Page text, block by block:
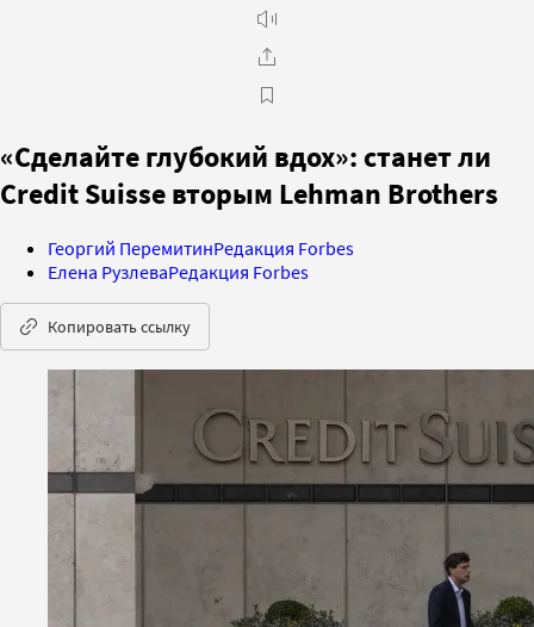
«Сделайте глубокий вдох»: станет ли
Credit Suisse вторым Lehman Brothers
Георгий ПеремитинРедакция Forbes
Елена РузлеваРедакция Forbes
Копировать ссылку